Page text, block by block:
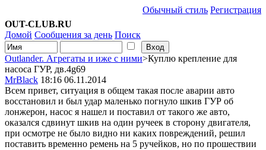
Обычный стиль Регистрация
OUT-CLUB.RU
Домой Сообщения за день Поиск
Outlander. Агрегаты и иже с ними>Куплю крепление для
насоса ГУР, дв.4g69
MrBlack 18:16 06.11.2014
Всем привет, ситуация в общем такая после аварии авто
восстановил и был удар маленько погнуло шкив ГУР об
лонжерон, насос я нашел и поставил от такого же авто,
оказался сдвинут шкив на один ручеек в сторону двигателя,
при осмотре не было видно ни каких повреждений, решил
поставить временно ремень на 5 ручейков, но по прошествии